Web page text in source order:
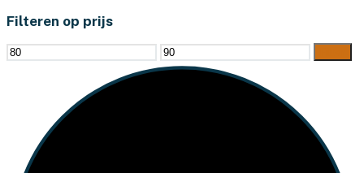
Filteren op prijs
Min.
prijs
Max.
prijs